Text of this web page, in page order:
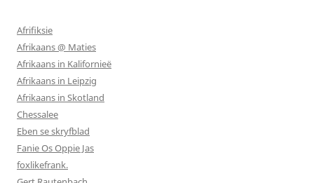
Afrifiksie
Afrikaans @ Maties
Afrikaans in Kalifornieë
Afrikaans in Leipzig
Afrikaans in Skotland
Chessalee
Eben se skryfblad
Fanie Os Oppie Jas
foxlikefrank.